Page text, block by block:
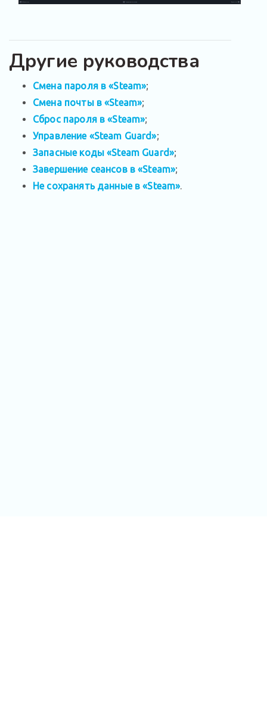
Другие руководства
Смена пароля в «Steam»;
Смена почты в «Steam»;
Сброс пароля в «Steam»;
Управление «Steam Guard»;
Запасные коды «Steam Guard»;
Завершение сеансов в «Steam»;
Не сохранять данные в «Steam»